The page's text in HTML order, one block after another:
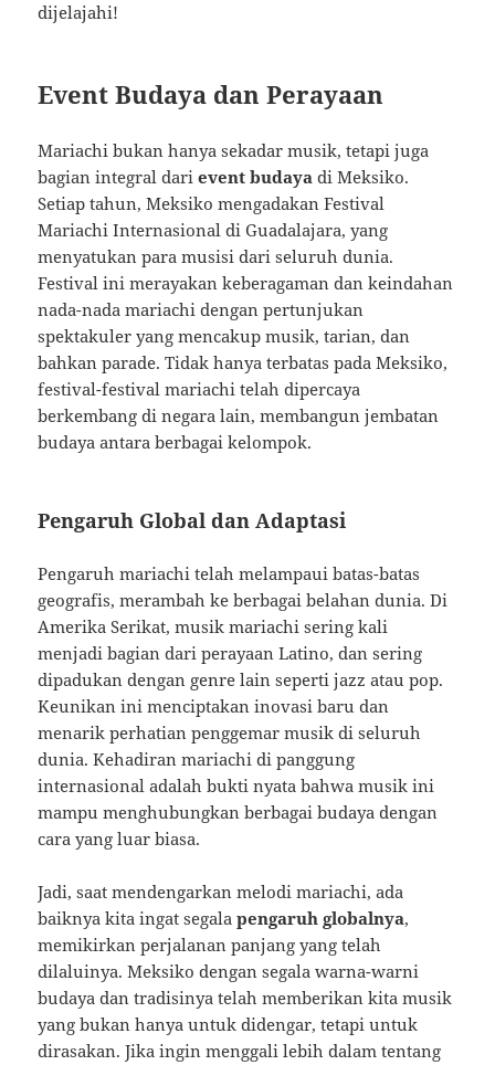
dijelajahi!
Event Budaya dan Perayaan
Mariachi bukan hanya sekadar musik, tetapi juga
bagian integral darievent budaya di Meksiko.
Setiap tahun, Meksiko mengadakan Festival
Mariachi Internasional di Guadalajara, yang
menyatukan para musisi dari seluruh dunia.
Festival ini merayakan keberagaman dan keindahan
nada-nada mariachi dengan pertunjukan
spektakuler yang mencakup musik, tarian, dan
bahkan parade. Tidak hanya terbatas pada Meksiko,
festival-festival mariachi telah dipercaya
berkembang di negara lain, membangun jembatan
budaya antara berbagai kelompok.
Pengaruh Global dan Adaptasi
Pengaruh mariachi telah melampaui batas-batas
geografis, merambah ke berbagai belahan dunia. Di
Amerika Serikat, musik mariachi sering kali
menjadi bagian dari perayaan Latino, dan sering
dipadukan dengan genre lain seperti jazz atau pop.
Keunikan ini menciptakan inovasi baru dan
menarik perhatian penggemar musik di seluruh
dunia. Kehadiran mariachi di panggung
internasional adalah bukti nyata bahwa musik ini
mampu menghubungkan berbagai budaya dengan
cara yang luar biasa.
Jadi, saat mendengarkan melodi mariachi, ada
baiknya kita ingat segalapengaruh globalnya,
memikirkan perjalanan panjang yang telah
dilaluinya. Meksiko dengan segala warna-warni
budaya dan tradisinya telah memberikan kita musik
yang bukan hanya untuk didengar, tetapi untuk
dirasakan. Jika ingin menggali lebih dalam tentang